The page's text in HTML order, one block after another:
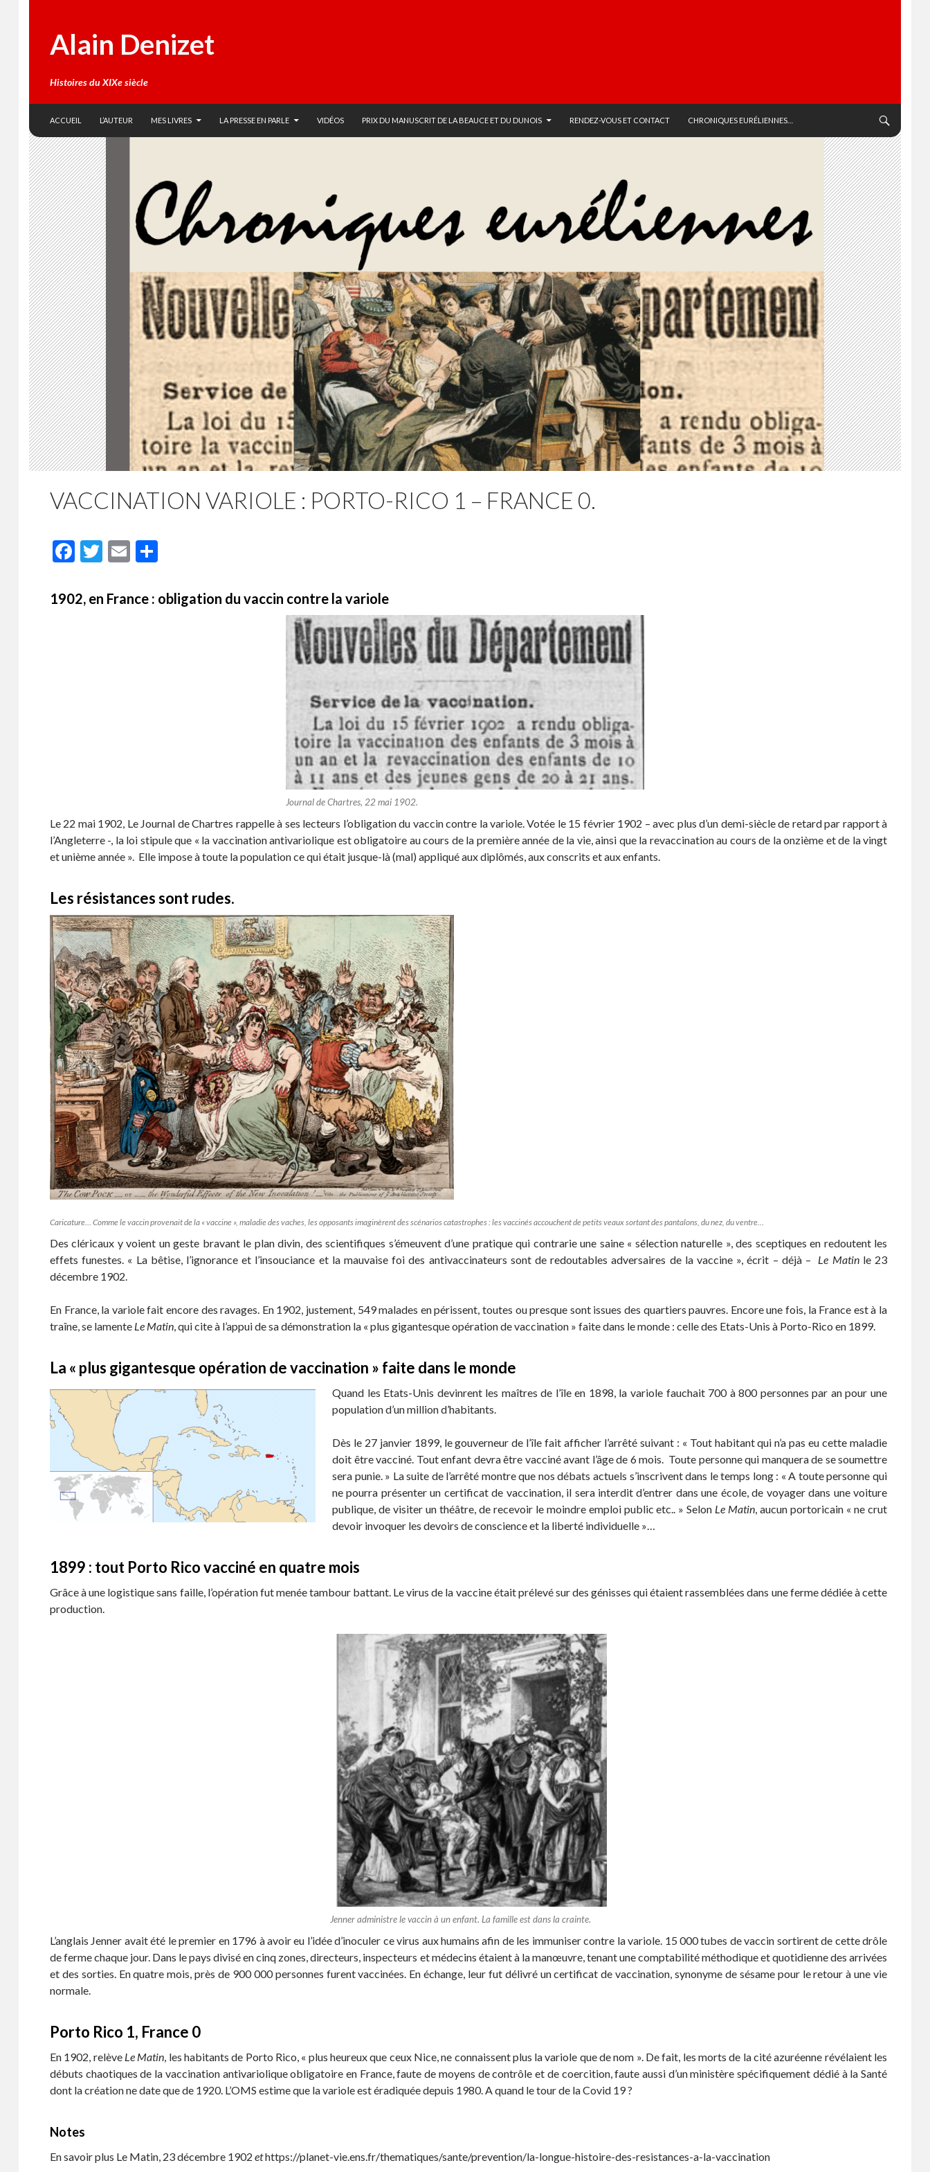
Alain Denizet
Histoires du XIXe siècle
ACCUEIL
L’AUTEUR MES LIVRES LA PRESSE EN PARLE VIDÉOS PRIX DU MANUSCRIT DE LA BEAUCE ET DU DUNOIS RENDEZ-VOUS ET CONTACT CHRONIQUES EURÉLIENNES…
VACCINATION VARIOLE : PORTO-RICO 1 – FRANCE 0.
F
e
T
itt
E
ai ta
1902, en France : obligation du vaccin contre la variole
Journal de Chartres, 22 mai 1902.
Le 22 mai 1902, Le Journal de Chartres rappelle à ses lecteurs l’obligation du vaccin contre la variole. Votée le 15 février 1902 – avec plus d’un demi-siècle de retard par rapport à
l’Angleterre -, la loi stipule que « la vaccination antivariolique est obligatoire au cours de la première année de la vie, ainsi que la revaccination au cours de la onzième et de la vingt
et unième année ». Elle impose à toute la population ce qui était jusque-là (mal) appliqué aux diplômés, aux conscrits et aux enfants.
Les résistances sont rudes.
Caricature… Comme le vaccin provenait de la « vaccine », maladie des vaches, les opposants imaginèrent des scénarios catastrophes : les vaccinés accouchent de petits veaux sortant des pantalons, du nez, du ventre…
Des cléricaux y voient un geste bravant le plan divin, des scientifiques s’émeuvent d’une pratique qui contrarie une saine « sélection naturelle », des sceptiques en redoutent les
effets funestes. « La bêtise, l’ignorance et l’insouciance et la mauvaise foi des antivaccinateurs sont de redoutables adversaires de la vaccine », écrit – déjà – Le Matinle 23
décembre 1902.
En France, la variole fait encore des ravages. En 1902, justement, 549 malades en périssent, toutes ou presque sont issues des quartiers pauvres. Encore une fois, la France est à la
traîne, se lamente Le Matin, qui cite à l’appui de sa démonstration la « plus gigantesque opération de vaccination » faite dans le monde : celle des Etats-Unis à Porto-Rico en 1899.
La « plus gigantesque opération de vaccination » faite dans le monde
Quand les Etats-Unis devinrent les maîtres de l’île en 1898, la variole fauchait 700 à 800 personnes par an pour une
population d’un million d’habitants.
Dès le 27 janvier 1899, le gouverneur de l’île fait afficher l’arrêté suivant : « Tout habitant qui n’a pas eu cette maladie
doit être vacciné. Tout enfant devra être vacciné avant l’âge de 6 mois. Toute personne qui manquera de se soumettre
sera punie. » La suite de l’arrêté montre que nos débats actuels s’inscrivent dans le temps long : « A toute personne qui
ne pourra présenter un certificat de vaccination, il sera interdit d’entrer dans une école, de voyager dans une voiture
publique, de visiter un théâtre, de recevoir le moindre emploi public etc.. » Selon Le Matin, aucun portoricain « ne crut
devoir invoquer les devoirs de conscience et la liberté individuelle »…
1899 : tout Porto Rico vacciné en quatre mois
Grâce à une logistique sans faille, l’opération fut menée tambour battant. Le virus de la vaccine était prélevé sur des génisses qui étaient rassemblées dans une ferme dédiée à cette
production.
Jenner administre le vaccin à un enfant. La famille est dans la crainte.
L’anglais Jenner avait été le premier en 1796 à avoir eu l’idée d’inoculer ce virus aux humains afin de les immuniser contre la variole. 15 000 tubes de vaccin sortirent de cette drôle
de ferme chaque jour. Dans le pays divisé en cinq zones, directeurs, inspecteurs et médecins étaient à la manœuvre, tenant une comptabilité méthodique et quotidienne des arrivées
et des sorties. En quatre mois, près de 900 000 personnes furent vaccinées. En échange, leur fut délivré un certificat de vaccination, synonyme de sésame pour le retour à une vie
normale.
Porto Rico 1, France 0
En 1902, relève Le Matin , les habitants de Porto Rico, « plus heureux que ceux Nice, ne connaissent plus la variole que de nom ». De fait, les morts de la cité azuréenne révélaient les
débuts chaotiques de la vaccination antivariolique obligatoire en France, faute de moyens de contrôle et de coercition, faute aussi d’un ministère spécifiquement dédié à la Santé
dont la création ne date que de 1920. L’OMS estime que la variole est éradiquée depuis 1980. A quand le tour de la Covid 19 ?
Notes
En savoir plus Le Matin, 23 décembre 1902 ethttps://planet-vie.ens.fr/thematiques/sante/prevention/la-longue-histoire-des-resistances-a-la-vaccination